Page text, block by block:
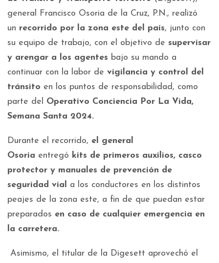
general Francisco Osoria de la Cruz, P.N., realizó
un recorrido por la zona este del país, junto con
su equipo de trabajo, con el objetivo de supervisar
y arengar a los agentes bajo su mando a
continuar con la labor de vigilancia y control del
tránsito en los puntos de responsabilidad, como
parte del Operativo Conciencia Por La Vida,
Semana Santa 2024.
Durante el recorrido, el general
Osoria entregó kits de primeros auxilios, casco
protector y manuales de prevención de
seguridad vial a los conductores en los distintos
peajes de la zona este, a fin de que puedan estar
preparados en caso de cualquier emergencia en
la carretera.
Asimismo, el titular de la Digesett aprovechó el